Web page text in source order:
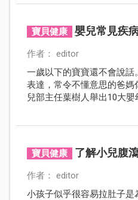
寶貝健康
嬰兒常見疾
作者： editor
一歲以下的寶寶還不會說
表達，常令不懂意思的爸
兒部主任葉樹人舉出10大
寶貝健康 了解小兒腹
作者： editor
小孩子似乎很容易拉肚子